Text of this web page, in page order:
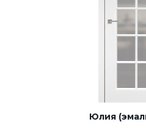
Юлия